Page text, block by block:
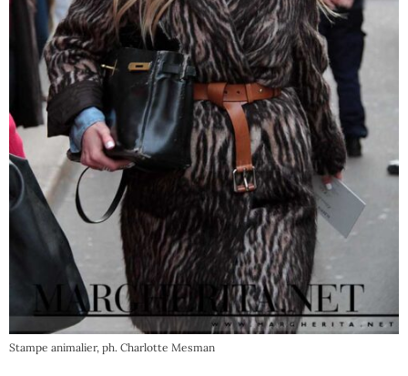
Stampe animalier, ph. Charlotte Mesman